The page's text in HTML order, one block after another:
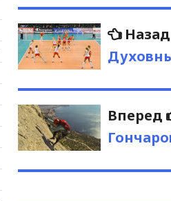
Навигация
по
записям
Назад
Вперед